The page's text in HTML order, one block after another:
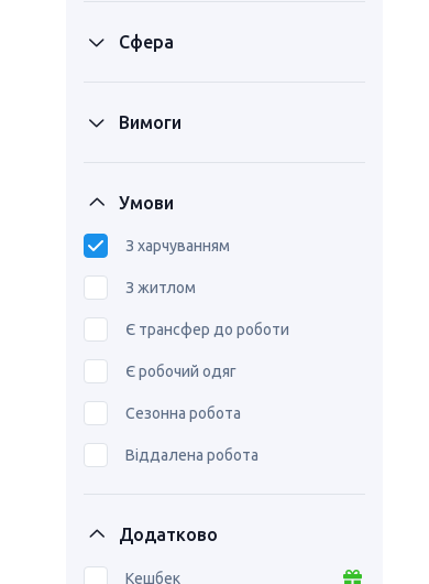
Сфера
Вимоги
Умови
З харчуванням
З житлом
Є трансфер до роботи
Є робочий одяг
Сезонна робота
Віддалена робота
Додатково
Кешбек